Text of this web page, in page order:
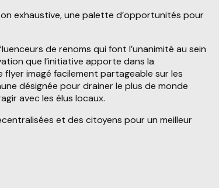
exhaustive, une palette d’opportunités pour
de renoms qui font l’unanimité au sein
que l’initiative apporte dans la
imagé facilement partageable sur les
désignée pour drainer le plus de monde
avec les élus locaux.
et des citoyens pour un meilleur